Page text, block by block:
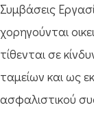
Συμβάσεις
χορηγούνται
τίθενται σε
ταμείων και ως
ασφαλιστικού